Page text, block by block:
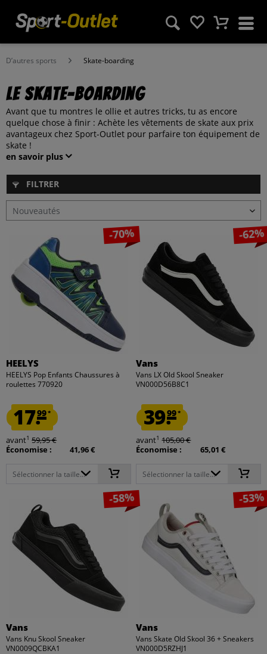
D’autres sports Skate-boarding
Le skate-boarding
Avant que tu montres le ollie et autres tricks, tu as encore
quelque chose à finir : Achète les vêtements de skate aux prix
avantageux chez Sport-Outlet pour parfaire ton équipement de
skate !
en savoir plus
FILTRER
-70%
HEELYS
HEELYS Pop Enfants Chaussures à
roulettes 770920
17.99*
avant1 59,95 €
Économise :
41,96 €
Sélectionner la taille...
-62%
Vans
Vans LX Old Skool Sneaker
VN000D56B8C1
39.99*
avant1 105,00 €
Économise :
65,01 €
Sélectionner la taille...
-58%
Vans
Vans Knu Skool Sneaker
VN0009QCBKA1
-53%
Vans
Vans Skate Old Skool 36 + Sneakers
VN000D5RZHJ1